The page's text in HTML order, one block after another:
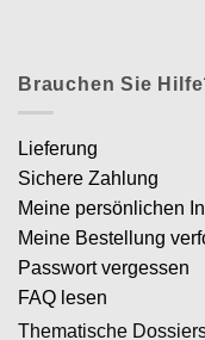
Brauchen Sie
Lieferung
Sichere Zahlung
Meine persönlichen
Meine Bestellung
Passwort vergessen
FAQ lesen
Thematische